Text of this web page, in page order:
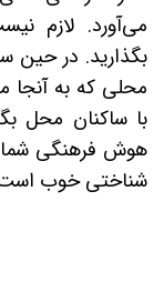
می‌آورد. لازم
بگذارید. در حین
محلی که به آنجا
با ساکنان محل
هوش فرهنگی شما
شناختی خوب